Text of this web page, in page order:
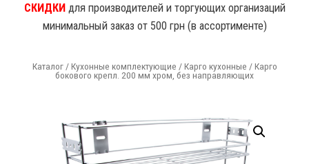
СКИДКИдля производителей и торгующих организаций
минимальный заказ от 500 грн (в ассортименте)
Каталог/Кухонные комплектующие /Карго кухонные / Карго
бокового крепл. 200 мм хром, без направляющих